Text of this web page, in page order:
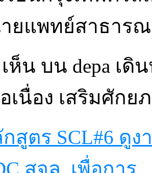
ยแพทย์สาธาร
ห็น บน depa เดิ
เนื่อง เสริมศัก